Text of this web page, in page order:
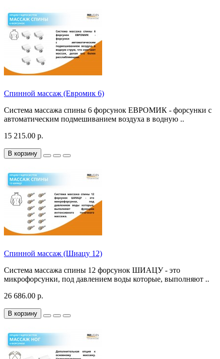
Спинной массаж (Евромик 6)
Система массажа спины 6 форсунок ЕВРОМИК - форсунки с
автоматическим подмешиванием воздуха в водную ..
15 215.00 р.
В корзину
Спинной массаж (Шиацу 12)
Система массажа спины 12 форсунок ШИАЦУ - это
микрофорсунки, под давлением воды которые, выполняют ..
26 686.00 р.
В корзину